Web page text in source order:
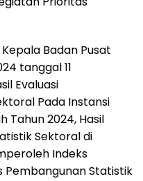
Badan Pusat
tanggal 11
Evaluasi
Pada Instansi
Tahun 2024, Hasil
Sektoral di
Indeks
Pembangunan Statistik